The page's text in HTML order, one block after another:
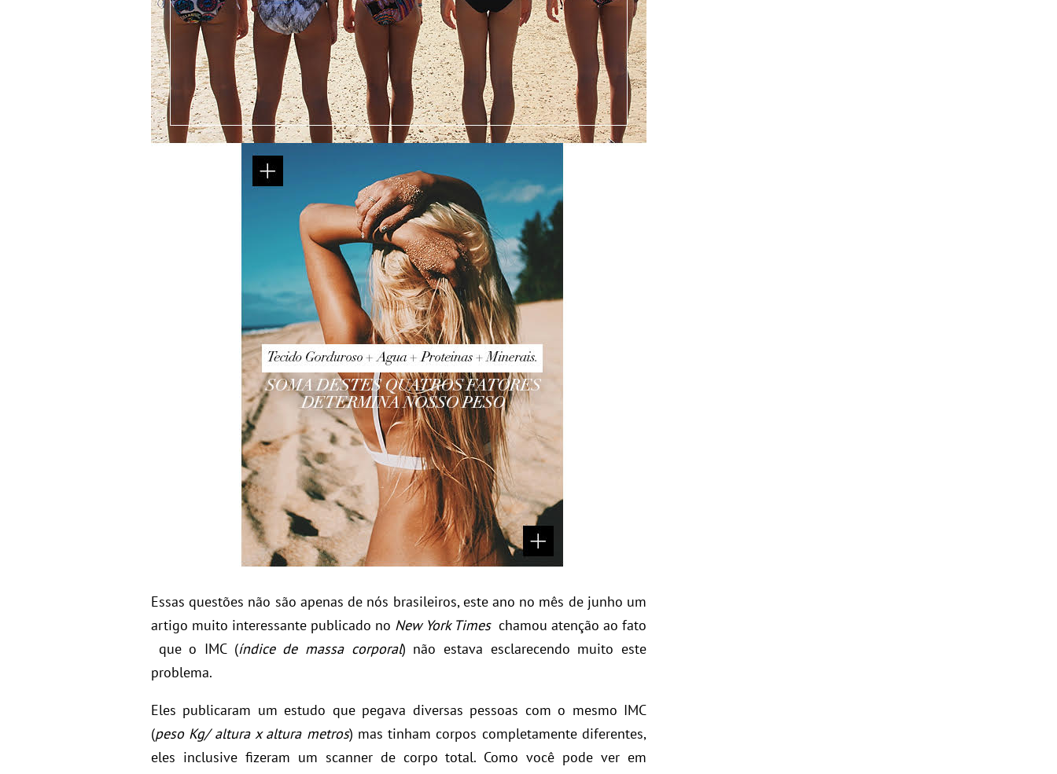
Essas questões não são apenas de nós brasileiros, este ano no mês de junho um
artigo muito interessante publicado no New York Timeschamou atenção ao fato
que o IMC (índice de massa corporal) não estava esclarecendo muito este
problema.
Eles publicaram um estudo que pegava diversas pessoas com o mesmo IMC
(peso Kg/ altura x altura metros) mas tinham corpos completamente diferentes,
eles inclusive fizeram um scanner de corpo total. Como você pode ver em